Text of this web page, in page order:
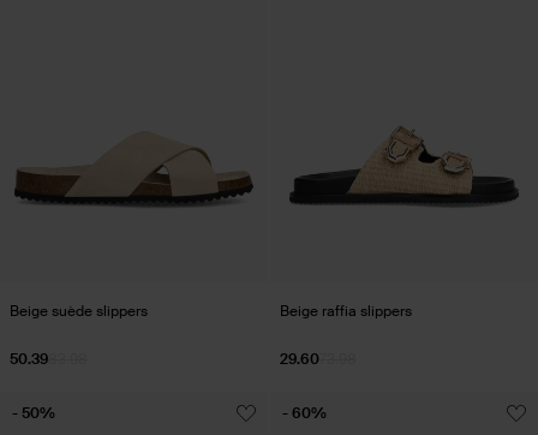
Beige suède slippers
50.39
Beige raffia slippers
29.60
- 50% - 60%